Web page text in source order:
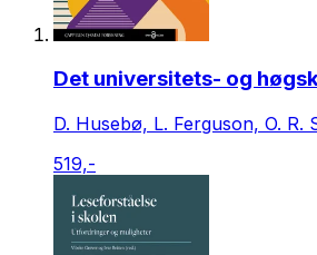
Det universitets- og
D. Husebø, L. Ferguson, O. R.
519,-